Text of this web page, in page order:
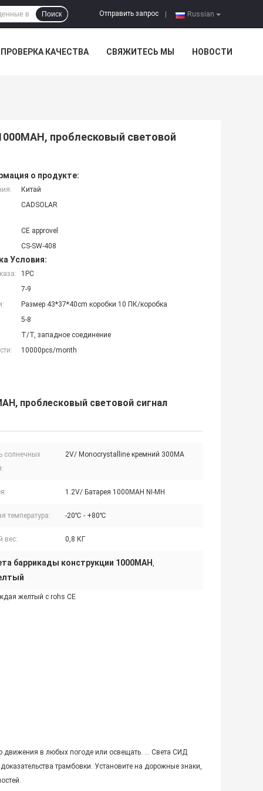
Russian
Отправить запрос
Поиск
ПРОВЕРКА КАЧЕСТВА СВЯЖИТЕСЬ МЫ НОВОСТИ
проблесковый световой
о продукте:
Китай
CADSOLAR
CE approvel
CS-SW-408
Условия:
1PC
7-9
Размер 43*37*40cm коробки 10 ПК/коробка
5-8
T/T, западное соединение
10000pcs/month
проблесковый световой сигнал
солнечных
2V/ Monocrystalline кремний 300MA
1.2V/ Батарея 1000MAH NI-MH
температура: -20℃ - +80℃
вес: 0,8 КГ
баррикады конструкции 1000MAH
желтый с rohs CE
движения в любых погоде или освещать. … Света СИД
трамбовки. Установите на дорожные знаки,